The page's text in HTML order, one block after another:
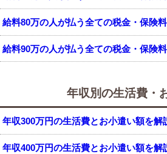
給料80万の人が払う全ての税金・保険料
給料90万の人が払う全ての税金・保険料
年収別の生活費・
年収300万円の生活費とお小遣い額を解
年収400万円の生活費とお小遣い額を解